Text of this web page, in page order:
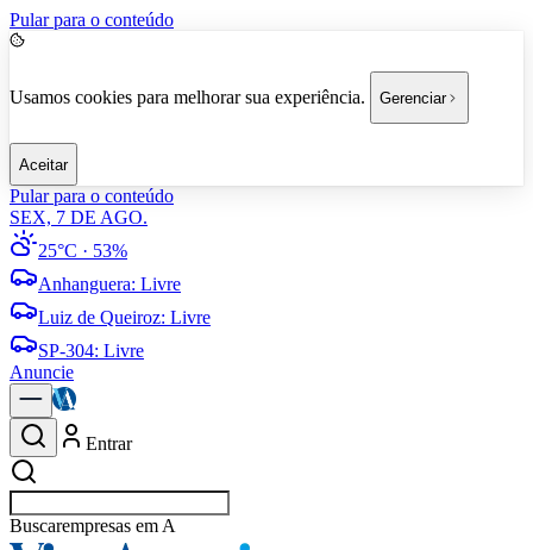
Pular para o conteúdo
Usamos cookies para melhorar sua experiência. Gerenciar
Aceitar
Pular para o conteúdo
SEX, 7 DE AGO.
25°C · 53%
Anhanguera: Livre
Luiz de Queiroz: Livre
SP-304: Livre
Anuncie
Entrar
Buscarempresas em Ameri